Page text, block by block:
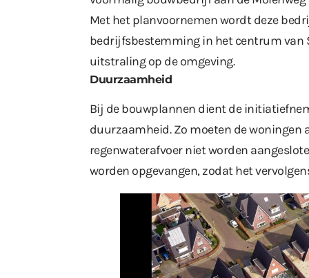
Met het planvoornemen wordt deze
bedrijfsbestemming in het centrum van
uitstraling op de omgeving.
Duurzaamheid
Bij de bouwplannen dient de
duurzaamheid. Zo moeten de woningen
regenwaterafvoer niet worden
worden opgevangen, zodat het